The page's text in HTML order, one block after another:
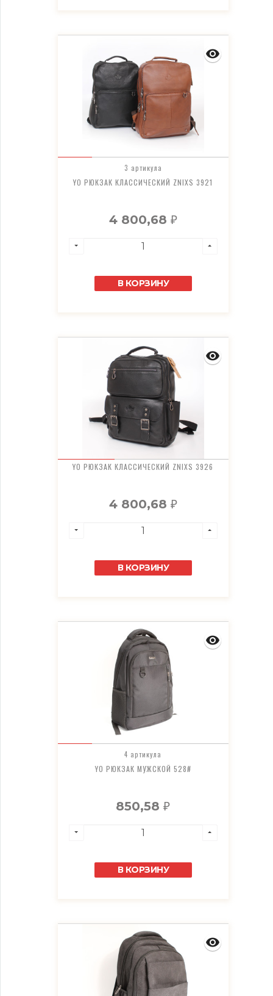
3 артикула
YO РЮКЗАК КЛАССИЧЕСКИЙ ZNIXS 3921
4 800,68 ₽
В КОРЗИНУ
YO РЮКЗАК КЛАССИЧЕСКИЙ ZNIXS 3926
4 800,68 ₽
В КОРЗИНУ
4 артикула
YO РЮКЗАК МУЖСКОЙ 528#
850,58₽
В КОРЗИНУ